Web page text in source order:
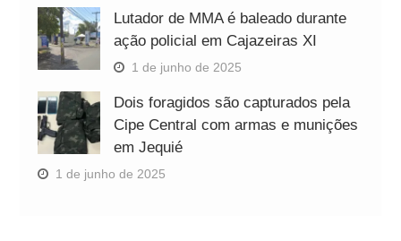
Lutador de MMA é baleado durante
ação policial em Cajazeiras XI
1 de junho de 2025
Dois foragidos são capturados pela
Cipe Central com armas e munições
em Jequié
1 de junho de 2025